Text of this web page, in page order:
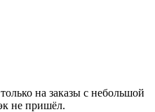
на заказы с небольшой
не пришёл.